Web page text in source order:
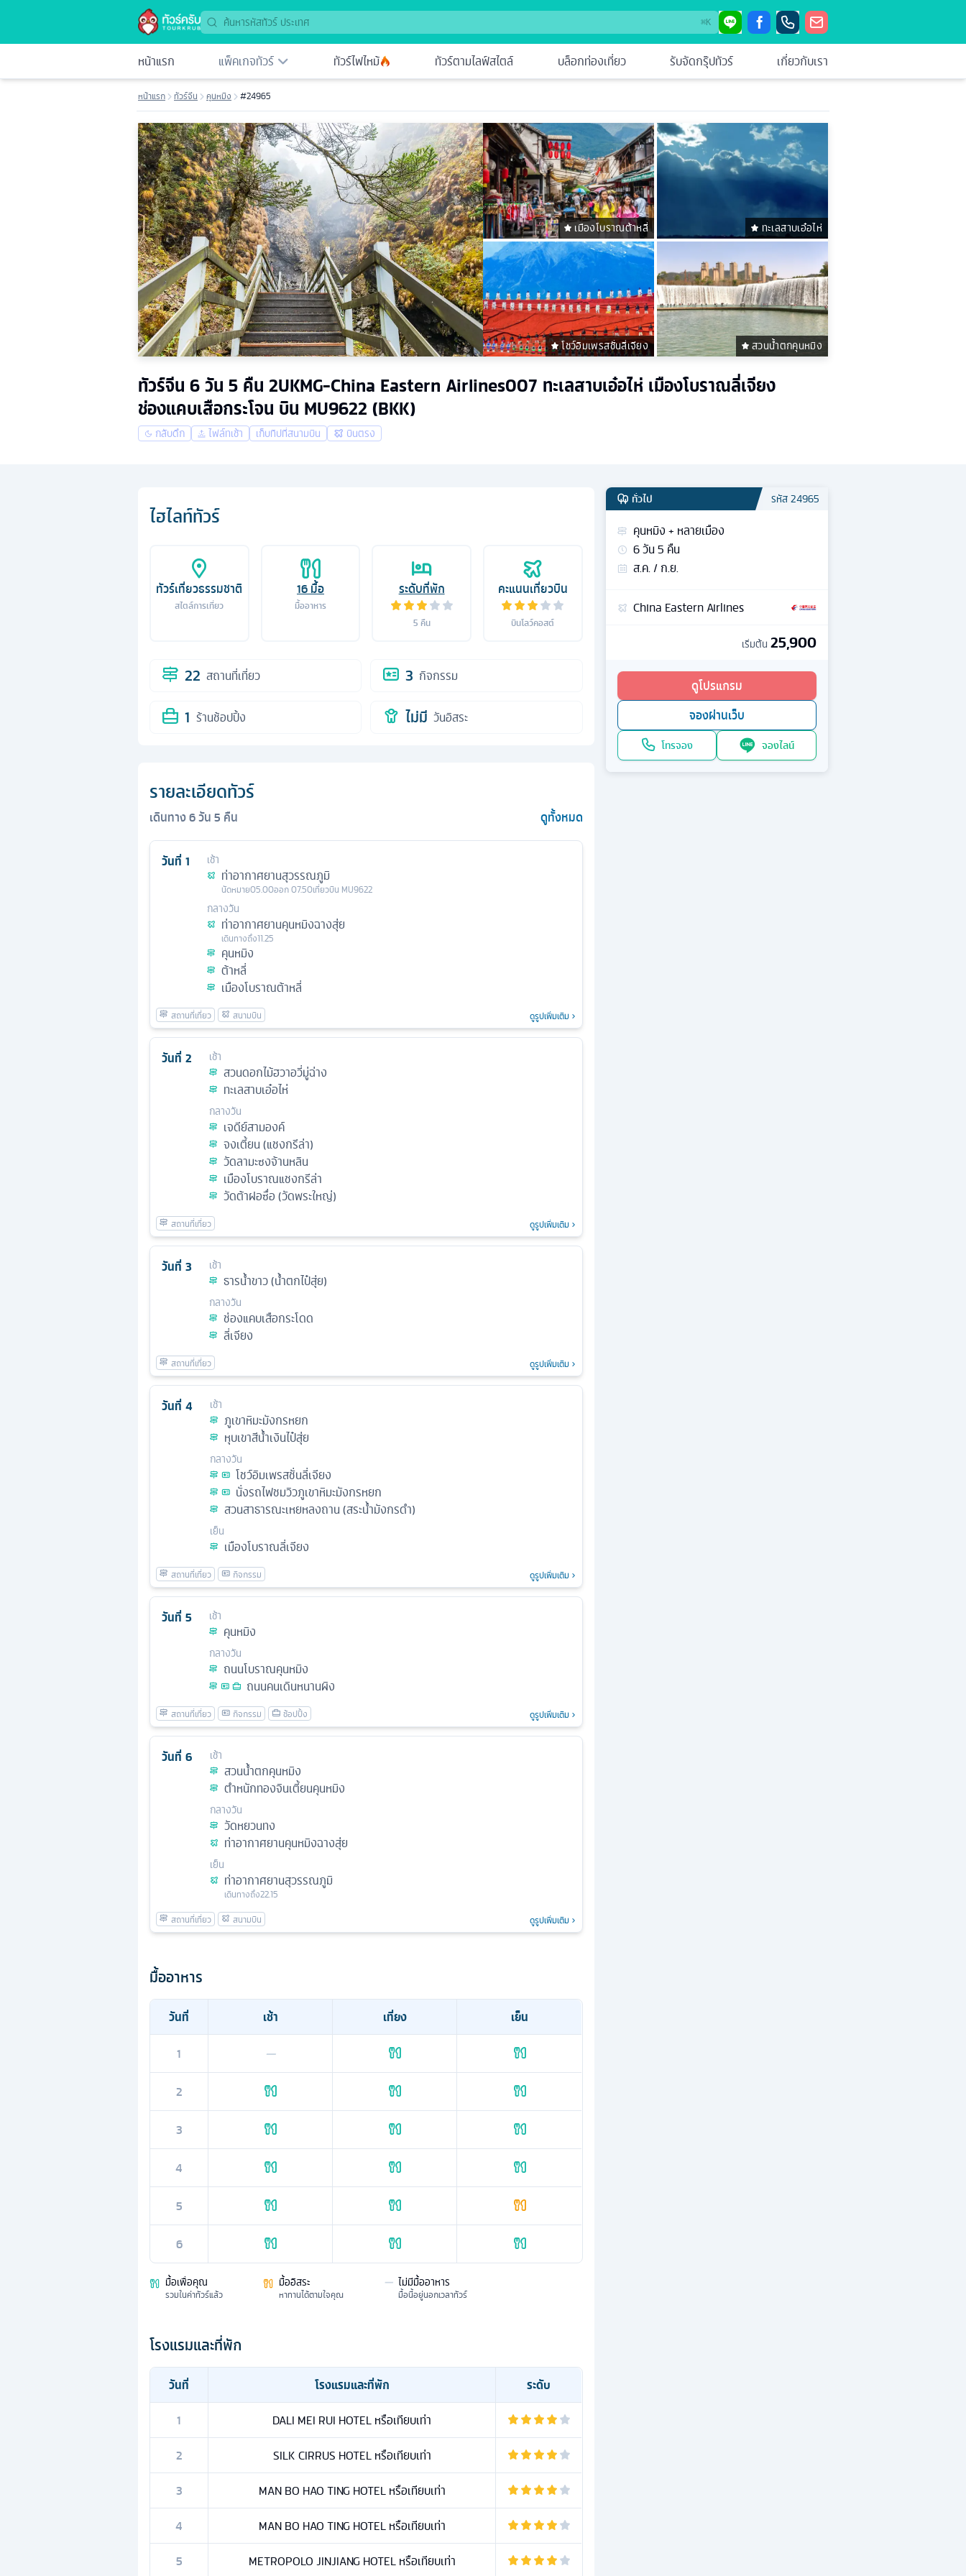
⌘K
หน้าแรก แพ็คเกจทัวร์ ทัวร์ไฟไหม้ ทัวร์ตามไลฟ์สไตล์ บล็อกท่องเที่ยว รับจัดกรุ๊ปทัวร์ เกี่ยวกับเรา
หน้าแรก ทัวร์จีน คุนหมิง #24965
เมืองโบราณต้าหลี่ ทะเลสาบเอ๋อไห่
โชว์อิมเพรสชั่นลี่เจียง สวนน้ำตกคุนหมิง
ทัวร์จีน 6 วัน 5 คืน 2UKMG-China Eastern Airlines007 ทะเลสาบเอ๋อไห่ เมืองโบราณลี่เจียง
ช่องแคบเสือกระโจน บิน MU9622 (BKK)
กลับดึก ไฟล์ทเช้า เก็บทิปที่สนามบิน บินตรง
ไฮไลท์ทัวร์
ทัวร์เที่ยวธรรมชาติ
สไตล์การเที่ยว
16มื้อ
มื้ออาหาร
ระดับที่พัก
5 คืน
คะแนนเที่ยวบิน
บินโลว์คอสต์
22 สถานที่เที่ยว 3 กิจกรรม
1 ร้านช้อปปิ้ง ไม่มี วันอิสระ
รายละเอียดทัวร์
เดินทาง6วัน5 คืน ดูทั้งหมด
วันที่ 1 เช้า
ท่าอากาศยานสุวรรณภูมิ
นัดหมาย05.00ออก07.50เที่ยวบิน MU9622
กลางวัน
ท่าอากาศยานคุนหมิงฉางสุ่ย
เดินทางถึง11.25
คุนหมิง
ต้าหลี่
เมืองโบราณต้าหลี่
ดูรูปเพิ่มเติม
วันที่ 2 เช้า
สวนดอกไม้ฮวาอวี่มู่ฉ่าง
ทะเลสาบเอ๋อไห่
กลางวัน
เจดีย์สามองค์
จงเตี้ยน (แชงกรีล่า)
วัดลามะซงจ้านหลิน
เมืองโบราณแชงกรีล่า
วัดต้าฝอซื่อ (วัดพระใหญ่)
ดูรูปเพิ่มเติม
วันที่ 3 เช้า
ธารน้ำขาว (น้ำตกไป๋สุ่ย)
กลางวัน
ช่องแคบเสือกระโดด
ลี่เจียง
ดูรูปเพิ่มเติม
วันที่ 4 เช้า
ภูเขาหิมะมังกรหยก
หุบเขาสีน้ำเงินไป๋สุ่ย
กลางวัน
โชว์อิมเพรสชั่นลี่เจียง
นั่งรถไฟชมวิวภูเขาหิมะมังกรหยก
สวนสาธารณะเหยหลงถาน (สระน้ำมังกรดำ)
เย็น
เมืองโบราณลี่เจียง
ดูรูปเพิ่มเติม
วันที่ 5 เช้า
คุนหมิง
กลางวัน
ถนนโบราณคุนหมิง
ถนนคนเดินหนานผิง
ดูรูปเพิ่มเติม
วันที่ 6 เช้า
สวนน้ำตกคุนหมิง
ตำหนักทองจินเตี้ยนคุนหมิง
กลางวัน
วัดหยวนทง
ท่าอากาศยานคุนหมิงฉางสุ่ย
เย็น
ท่าอากาศยานสุวรรณภูมิ
เดินทางถึง22.15
ดูรูปเพิ่มเติม
มื้ออาหาร
วันที่ เช้า เที่ยง
เย็น
1
—
2
3
4
5
6
มื้อเพื่อคุณ
รวมในค่าทัวร์แล้ว
มื้ออิสระ
หาทานได้ตามใจคุณ
— ไม่มีมื้ออาหาร
มื้อนี้อยู่นอกเวลาทัวร์
โรงแรมและที่พัก
วันที่ โรงแรมและที่พัก
ระดับ
1
DALI MEI RUI HOTEL หรือเทียบเท่า
2
SILK CIRRUS HOTEL หรือเทียบเท่า
3
MAN BO HAO TING HOTEL หรือเทียบเท่า
4
MAN BO HAO TING HOTEL หรือเทียบเท่า
5
METROPOLO JINJIANG HOTEL หรือเทียบเท่า
ทั่วไป รหัส24965
คุนหมิง + หลายเมือง
6วัน5 คืน
ส.ค. / ก.ย.
China Eastern Airlines
เริ่มต้น 25,900
ดูโปรแกรม
จองผ่านเว็บ
โทรจอง จองไลน์